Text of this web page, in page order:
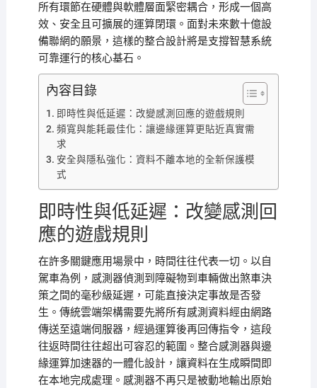
所有環節在硬體與軟體層面緊密耦合，形成一個高
效、安全且可擴展的運算閉環。面對未來數十億設
備聯網的願景，這樣的整合設計將是支撐智慧系統
可靠運行的核心基石。
內容目錄
即時性與低延遲：改變感測回應的遊戲規則
頻寬與能耗最佳化：讓邊緣運算更貼近真實需
求
安全與隱私強化：資料不離本地的全新保護模
式
即時性與低延遲：改變感測回
應的遊戲規則
在許多關鍵應用場景中，時間往往代表一切。以自
駕車為例，感測器偵測到障礙物到車輛做出煞車決
策之間的毫秒級延遲，可能直接決定事故是否發
生。傳統雲端架構需要先將所有感測資料經由網路
傳送至遠端伺服器，經過運算後再回傳指令，這段
往返時間往往超出可容忍的範圍。整合感測器與邊
緣運算加速器的一體化設計，讓資料在生成瞬間即
在本地完成處理。感測器不再只是被動地輸出原始